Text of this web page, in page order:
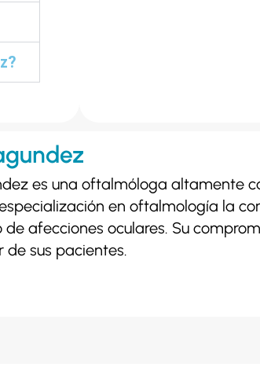
es una oftalmóloga altamente
en oftalmología la
afecciones oculares. Su
sus pacientes.